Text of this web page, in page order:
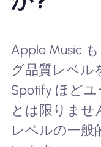
Apple Music
グ品質レベル
Spotify ほど
とは限りませ
レベルの一般